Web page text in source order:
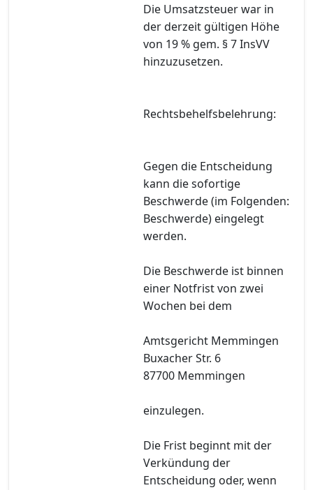
Die Umsatzsteuer war in
der derzeit gültigen Höhe
von 19 % gem. § 7 InsVV
hinzuzusetzen.
Rechtsbehelfsbelehrung:
Gegen die Entscheidung
kann die sofortige
Beschwerde (im Folgenden:
Beschwerde) eingelegt
werden.
Die Beschwerde ist binnen
einer Notfrist von zwei
Wochen bei dem
Amtsgericht Memmingen
Buxacher Str. 6
87700 Memmingen
einzulegen.
Die Frist beginnt mit der
Verkündung der
Entscheidung oder, wenn